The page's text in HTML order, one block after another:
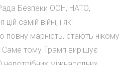
Безпеки ООН, НАТО,
самій війні, і які
марність, стають нікому
тому Трамп вирішує